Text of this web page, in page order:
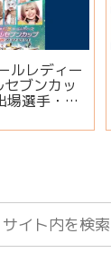
ルレディー
ブンカッ
選手・注